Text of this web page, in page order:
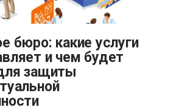
и чем будет
защиты